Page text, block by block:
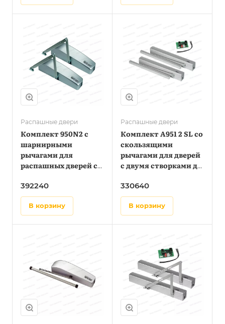
Распашные двери
Комплект 950N2 с
шарнирными
рычагами для
распашных дверей с
1,4 метра
392240
в корзину
Распашные двери
Комплект А951 2 SL со
скользящими
рычагами для дверей
с двумя створками до
330640
в корзину